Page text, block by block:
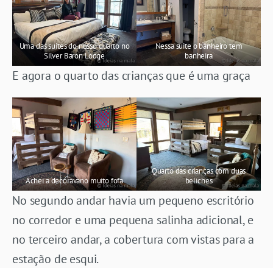
Uma das suites do nosso quarto no
Silver Baron Lodge
Nessa suite o banheiro tem
banheira
E agora o quarto das crianças que é uma graça
Achei a decoravano muito fofa
Quarto das crianças com duas
beliches
No segundo andar havia um pequeno escritório
no corredor e uma pequena salinha adicional, e
no terceiro andar, a cobertura com vistas para a
estação de esqui.